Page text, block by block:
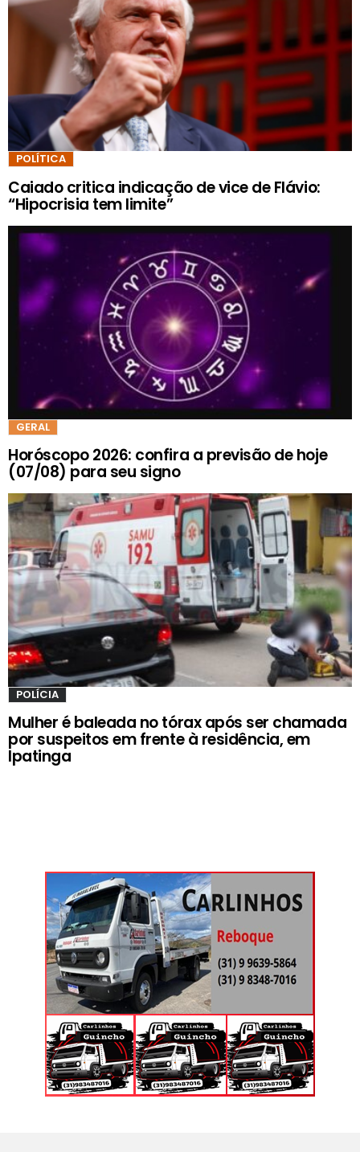
POLÍTICA
Caiado critica indicação de vice de Flávio:
“Hipocrisia tem limite”
GERAL
Horóscopo 2026: confira a previsão de hoje
(07/08) para seu signo
POLÍCIA
Mulher é baleada no tórax após ser chamada
por suspeitos em frente à residência, em
Ipatinga